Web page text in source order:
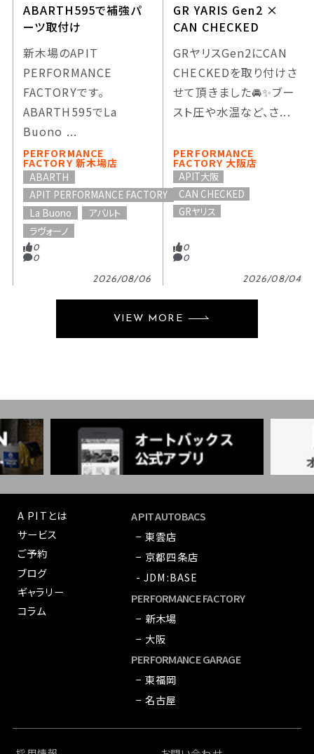
2026/08/06
ABARTH595で補強パ
ーツ取付け
新木場のAPIT
PERFORMANCE
FACTORYです。
ABARTH595でLa
Buono ...
PERFORMANCE
FACTORY 新木場店
ABARTH
APIT PERFORMANCE FACTORY
La Buono
アバルト
ラヴォーノ
0
0
2026/08/04
GR YARIS Gen2 ×
CAN CHECKED
GRヤリスGen2にCAN
CHECKEDを取り付けさ
せて頂きました🚘️✨️ブー
スト圧や水温など、さ...
PERFORMANCE
FACTORY 大阪店
APIT大阪
CAN CHECKED
GRヤリス
0
0
VIEW MORE
A PITとは
サービス
ご予約
ブログ
ギャラリー
コラム
A PIT AUTOBACS
− 東雲店
− 京都四条店
- JDM:BASE
PERFORMANCE FACTORY
− 新木場
− 大阪
PERFORMANCE GARAGE
− 東福岡
− 名古屋